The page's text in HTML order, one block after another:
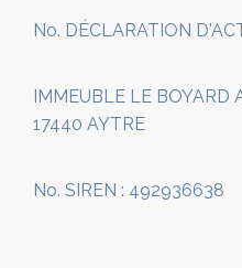
No. DÉCLARATION
IMMEUBLE LE BOYARD
17440 AYTRE
No. SIREN : 492936638